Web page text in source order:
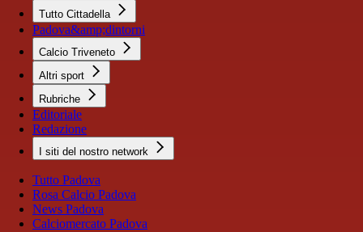
Tutto Cittadella
Padova&amp;dintorni
Calcio Triveneto
Altri sport
Rubriche
Editoriale
Redazione
I siti del nostro network
Tutto Padova
Rosa Calcio Padova
News Padova
Calciomercato Padova